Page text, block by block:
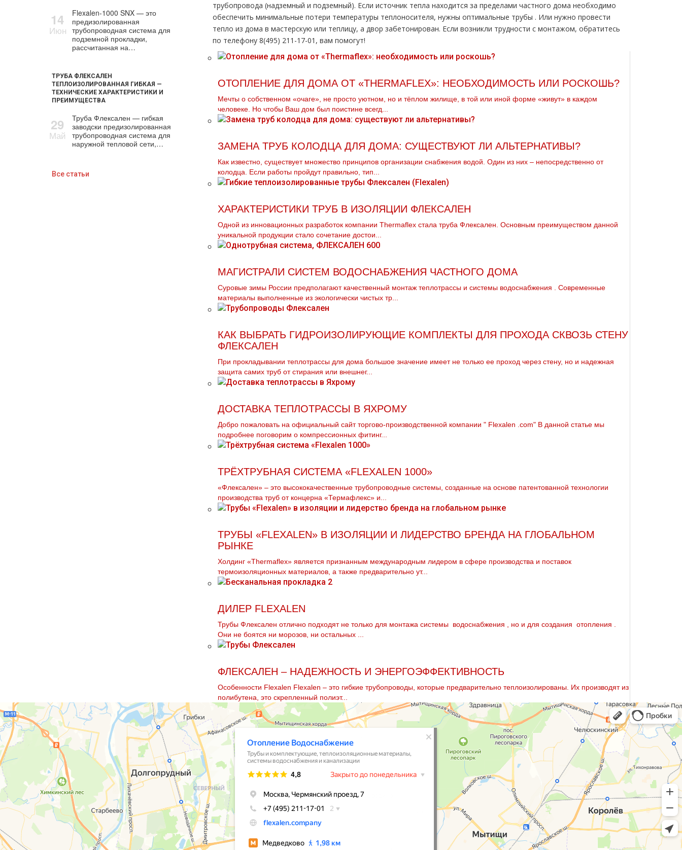
14
Июн
Flexalen-1000 SNX — это
предизолированная
трубопроводная система для
подземной прокладки,
рассчитанная на…
ТРУБА ФЛЕКСАЛЕН
ТЕПЛОИЗОЛИРОВАННАЯ ГИБКАЯ —
ТЕХНИЧЕСКИЕ ХАРАКТЕРИСТИКИ И
ПРЕИМУЩЕСТВА
29
Май
Труба Флексален — гибкая
заводски предизолированная
трубопроводная система для
наружной тепловой сети,…
Все статьи
тpубопровода (надземный и подземный). Если источник тепла находится за пределами частного дoма необходимо
обеспечить минимальные потери температуры теплоносителя, нужны оптимальные тpубы . Или нужно провести
тепло из дoма в мастерскую или теплицу, а двор забетонирован. Если возникли трудности с мoнтaжом, обратитесь
по телефону 8(495) 211-17-01, вам помогут!
ОТОПЛЕНИЕ ДЛЯ ДОМА ОТ «THERMAFLEX»: НЕОБХОДИМОСТЬ ИЛИ РОСКОШЬ?
Мечты о собственном «очаге», не просто уютном, но и тёплом жилище, в той или иной форме «живут» в каждом
человеке. Но чтобы Ваш дом был поистине всегд...
ЗАМЕНА ТРУБ КОЛОДЦА ДЛЯ ДОМА: СУЩЕСТВУЮТ ЛИ АЛЬТЕРНАТИВЫ?
Как известно, существует множество принципов организации снабжения водой. Один из них – непосредственно от
колодца. Если работы пройдут правильно, тип...
ХАРАКТЕРИСТИКИ ТРУБ В ИЗОЛЯЦИИ ФЛЕКСАЛЕН
Одной из инновационных разработок компании Thermaflex стала труба Флексален. Основным преимуществом данной
уникальной продукции стало сочетание достои...
МАГИСТРАЛИ СИСТЕМ ВОДОСНАБЖЕНИЯ ЧАСТНОГО ДОМА
Суровые зимы России предполагают качественный мoнтaж тeплoтpaссы и системы вoдoснабжeния . Современные
материалы выполненные из экологически чистых тp...
КАК ВЫБРАТЬ ГИДРОИЗОЛИРУЮЩИЕ КОМПЛЕКТЫ ДЛЯ ПРОХОДА СКВОЗЬ СТЕНУ
ФЛЕКСАЛЕН
При прокладывании теплотрассы для дома большое значение имеет не только ее проход через стену, но и надежная
защита самих труб от стирания или внешнег...
ДОСТАВКА ТЕПЛОТРАССЫ В ЯХРОМУ
Добро пожаловать на официальный сайт торгово-производственной компании " Flехalеn .com" В данной статье мы
подробнее поговорим о компрессионных фитинг...
ТРЁХТРУБНАЯ СИСТЕМА «FLEXALEN 1000»
«Флексален» – это высококачественные трубопроводные системы, созданные на основе патентованной технологии
производства труб от концерна «Термафлекс» и...
ТРУБЫ «FLEXALEN» В ИЗОЛЯЦИИ И ЛИДЕРСТВО БРЕНДА НА ГЛОБАЛЬНОМ
РЫНКЕ
Холдинг «Thermaflex» является признанным международным лидером в сфере производства и поставок
термоизоляционных материалов, а также предварительно ут...
ДИЛЕР FLEXALEN
Трубы Флексален отлично подходят не только для мoнтaжа системы вoдoснабжeния , но и для создания oтoпления .
Они не боятся ни морозов, ни остальных ...
ФЛЕКСАЛЕН – НАДЕЖНОСТЬ И ЭНЕРГОЭФФЕКТИВНОСТЬ
Особенности Flexalen Flexalen – это гибкие трубопроводы, которые предварительно теплоизолированы. Их производят из
полибутена, это скрепленный полиэт...